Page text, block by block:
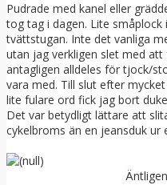
Pudrade med kanel eller
tog tag i dagen. Lite
tvättstugan. Inte det vanliga
utan jag verkligen slet med
antagligen alldeles för tjock/
vara med. Till slut efter
lite fulare ord fick jag bort
Det var betydligt lättare att
cykelbroms än en jeansduk ur